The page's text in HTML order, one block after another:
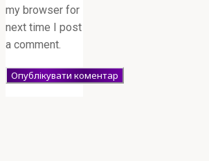
my browser for
next time I post
a comment.